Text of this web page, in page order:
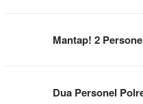
Mantap! 2
Dua Personel